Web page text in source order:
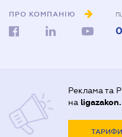
ПРО КОМПАНІЮ
Реклама та
на
ТАРИФИ